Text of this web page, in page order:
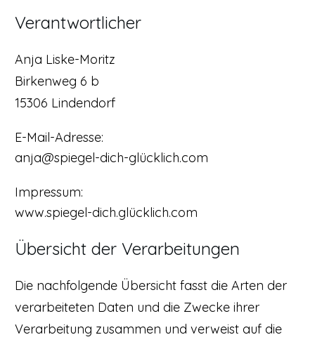
Verantwortlicher
Anja Liske-Moritz
Birkenweg 6 b
15306 Lindendorf
E-Mail-Adresse:
anja@spiegel-dich-glücklich.com
Impressum:
www.spiegel-dich.glücklich.com
Übersicht der Verarbeitungen
Die nachfolgende Übersicht fasst die Arten der
verarbeiteten Daten und die Zwecke ihrer
Verarbeitung zusammen und verweist auf die